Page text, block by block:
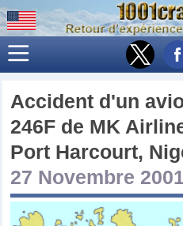
Accident d'un
246F de MK
Port Harcourt,
27 Novembre